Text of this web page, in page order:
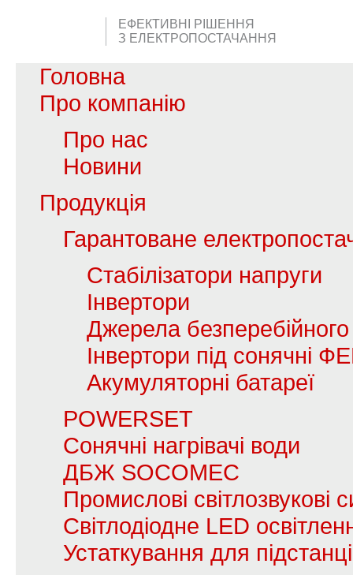
ЕФЕКТИВНІ РІШЕННЯ
З ЕЛЕКТРОПОСТАЧАННЯ
Головна
Про компанію
Про нас
Новини
Продукція
Гарантоване
Стабілізатори напруги
Інвертори
Джерела
Інвертори під сонячні
Акумуляторні батареї
POWERSET
Сонячні нагрівачі води
ДБЖ SOCOMEC
Промислові світлозвукові
Світлодіодне LED
Устаткування для